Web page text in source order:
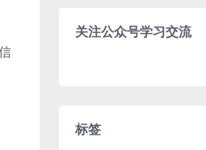
关注公众号学习交流
标签